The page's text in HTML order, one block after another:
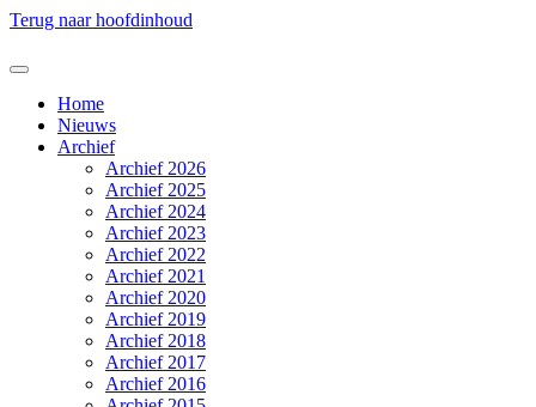
Terug naar hoofdinhoud
Home
Nieuws
Archief
Archief 2026
Archief 2025
Archief 2024
Archief 2023
Archief 2022
Archief 2021
Archief 2020
Archief 2019
Archief 2018
Archief 2017
Archief 2016